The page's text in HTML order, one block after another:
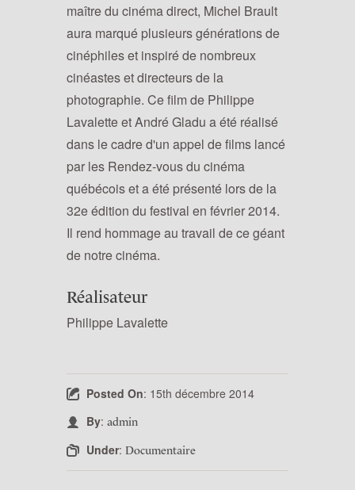
maître du cinéma direct, Michel Brault
aura marqué plusieurs générations de
cinéphiles et inspiré de nombreux
cinéastes et directeurs de la
photographie. Ce film de Philippe
Lavalette et André Gladu a été réalisé
dans le cadre d'un appel de films lancé
par les Rendez-vous du cinéma
québécois et a été présenté lors de la
32e édition du festival en février 2014.
Il rend hommage au travail de ce géant
de notre cinéma.
Réalisateur
Philippe Lavalette
Posted On: 15th décembre 2014
By: admin
Under: Documentaire